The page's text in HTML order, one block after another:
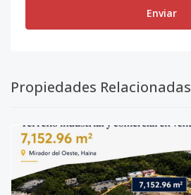
Enviar
Propiedades Relacionadas